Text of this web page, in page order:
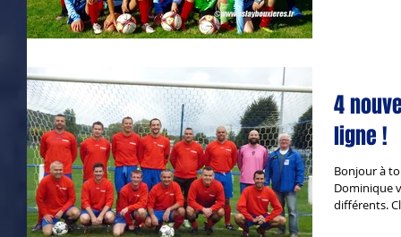
4
ligne !
Bonjour à
Dominique
différents.